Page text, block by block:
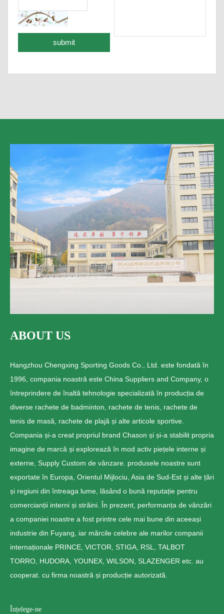
ABOUT US
Hangzhou Chengxing Sporting Goods Co., Ltd. este fondată în
1996, compania noastră este China Suppliers and Company, o
întreprindere de înaltă tehnologie specializată în producția de
diverse rachete de badminton, rachete de tenis, rachete de
tenis de masă, rachete de plajă și alte articole sportive.
Compania și-a creat propriul brand Chason și și-a stabilit propria
imagine de marcă și explorează în mod activ piețele interne și
externe, Supply Custom de vânzare. produsele noastre sunt
exportate în Europa, Orientul Mijlociu, Asia de Sud-Est și alte țări
și regiuni din întreaga lume, lăsând o bună reputație pentru
comercianții interni și străini. În prezent, performanța de vânzări
a companiei noastre a fost printre cele mai bune din aceeași
industrie din Fuyang, iar mărcile celebre ale marilor companii
internaționale PRINCE, VICTOR, STIGA, RSL, TALBOT
TORRO, HUDORA, YOUNEX, WILSON, SLAZENGER etc. au
cooperat. cu firma noastră și producție autorizată.
Înțelege-ne